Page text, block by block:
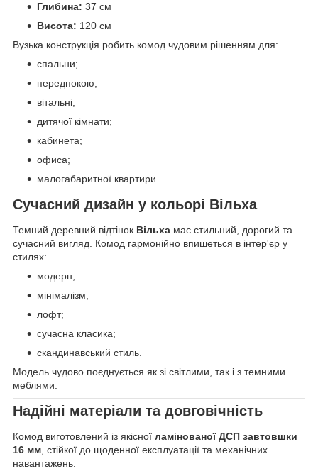
Глибина: 37 см
Висота: 120 см
Вузька конструкція робить комод чудовим рішенням для:
спальни;
передпокою;
вітальні;
дитячої кімнати;
кабинета;
офиса;
малогабаритної квартири.
Сучасний дизайн у кольорі Вільха
Темний деревний відтінок Вільха має стильний, дорогий та
сучасний вигляд. Комод гармонійно впишеться в інтер'єр у
стилях:
модерн;
мінімалізм;
лофт;
сучасна класика;
скандинавський стиль.
Модель чудово поєднується як зі світлими, так і з темними
меблями.
Надійні матеріали та довговічність
Комод виготовлений із якісної ламінованої ДСП завтовшки
16 мм , стійкої до щоденної експлуатації та механічних
навантажень.